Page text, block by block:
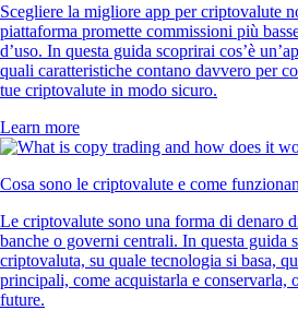
Scegliere la migliore app per criptovalute
piattaforma promette commissioni più
d’uso. In questa guida scoprirai cos’è
quali caratteristiche contano davvero per
tue criptovalute in modo sicuro.
Learn more
Cosa sono le criptovalute e come
Le criptovalute sono una forma di denaro
banche o governi centrali. In questa guida
criptovaluta, su quale tecnologia si basa,
principali, come acquistarla e conservarla,
future.